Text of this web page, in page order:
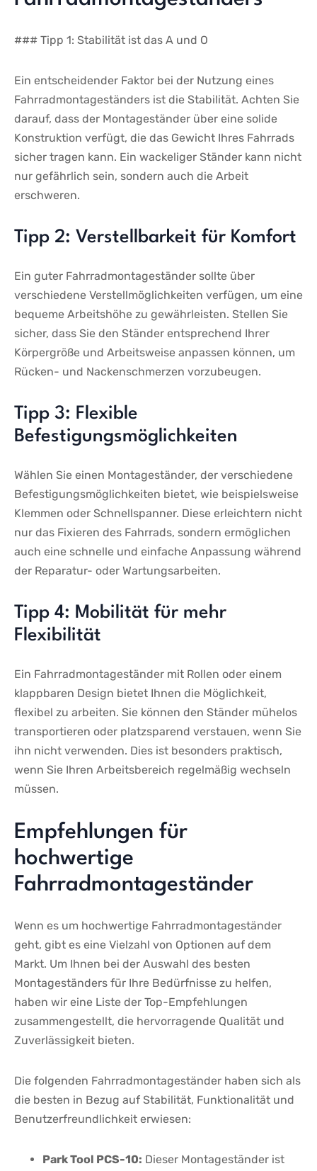
### Tipp 1: Stabilität ist das A und O
Ein entscheidender Faktor bei der Nutzung eines
Fahrradmontageständers ist​ die Stabilität. Achten Sie
darauf, dass der Montageständer über eine solide
Konstruktion verfügt, die das Gewicht Ihres Fahrrads
sicher tragen kann. Ein wackeliger ⁤Ständer kann nicht
​nur gefährlich sein, sondern auch ⁣die‍ Arbeit
erschweren.
Tipp 2: Verstellbarkeit‌ für Komfort
Ein guter Fahrradmontageständer sollte über
verschiedene ⁣Verstellmöglichkeiten verfügen, um eine
bequeme Arbeitshöhe ⁤zu ⁣gewährleisten. Stellen ‌Sie
sicher, dass Sie den⁢ Ständer entsprechend ‍Ihrer
Körpergröße⁣ und Arbeitsweise anpassen können, um ​
Rücken- und Nackenschmerzen vorzubeugen.
Tipp 3: Flexible
Befestigungsmöglichkeiten
Wählen Sie einen Montageständer, der verschiedene ​
Befestigungsmöglichkeiten bietet, wie beispielsweise
Klemmen oder Schnellspanner.⁤ Diese erleichtern nicht
nur das Fixieren des Fahrrads, sondern ermöglichen
auch eine​ schnelle und einfache Anpassung während
⁤der Reparatur-⁣ oder Wartungsarbeiten.
Tipp 4: Mobilität für mehr
Flexibilität
Ein Fahrradmontageständer mit Rollen oder einem
klappbaren Design‍ bietet Ihnen die Möglichkeit,
flexibel zu arbeiten. Sie können den Ständer mühelos
transportieren‍ oder platzsparend verstauen, wenn Sie​
ihn nicht ‌verwenden. Dies ist besonders praktisch,
wenn Sie⁤ Ihren Arbeitsbereich regelmäßig wechseln
müssen.
Empfehlungen für‌
hochwertige
Fahrradmontageständer
Wenn es um hochwertige Fahrradmontageständer
geht, gibt es eine Vielzahl von Optionen auf dem
Markt. Um Ihnen‍ bei‌ der Auswahl⁤ des besten
Montageständers für Ihre Bedürfnisse zu helfen,​
haben wir eine Liste ​der Top-Empfehlungen
zusammengestellt, die hervorragende Qualität und ​
Zuverlässigkeit bieten.
Die⁣ folgenden Fahrradmontageständer ‍haben sich ‍als
die besten in Bezug auf Stabilität, ‍Funktionalität und
Benutzerfreundlichkeit erwiesen:
Park Tool PCS-10: Dieser Montageständer ist